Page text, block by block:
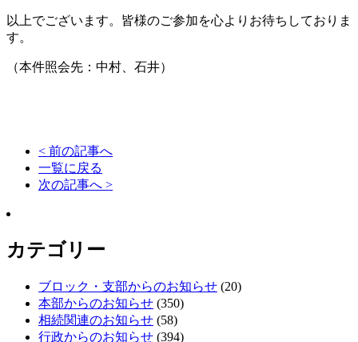
以上でございます。皆様のご参加を心よりお待ちしておりま
す。
（本件照会先：中村、石井）
< 前の記事へ
一覧に戻る
次の記事へ >
カテゴリー
ブロック・支部からのお知らせ (20)
本部からのお知らせ (350)
相続関連のお知らせ (58)
行政からのお知らせ (394)